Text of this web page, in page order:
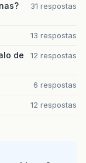
31 respostas
13 respostas
de
12 respostas
6 respostas
12 respostas